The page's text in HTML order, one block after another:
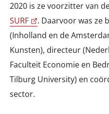
2020 is ze voorzitter van
SURF
. Daarvoor was ze
(Inholland en de
Kunsten), directeur
Faculteit Economie en
Tilburg University) en
sector.